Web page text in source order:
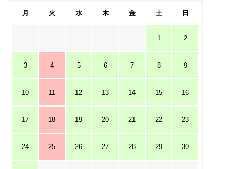
月 火 水 木 金 土 日
1 2
3 4 5 6 7 8 9
10 11 12 13 14 15 16
17 18 19 20 21 22 23
24 25 26 27 28 29 30